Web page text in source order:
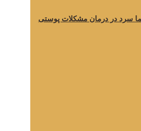
سرد در درمان مشکلات پوستی